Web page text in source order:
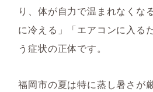
り、体が自力で温まれなくな
に冷える」「エアコンに入る
う症状の正体です。
福岡市の夏は特に蒸し暑さが